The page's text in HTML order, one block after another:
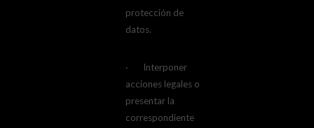
protección de
datos.
· Interponer
acciones legales o
presentar la
correspondiente